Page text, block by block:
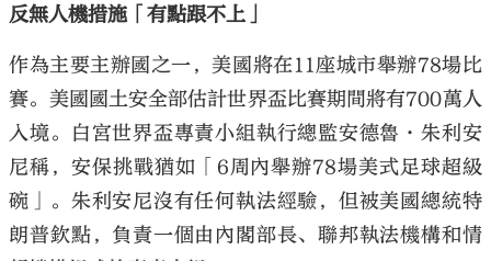
反無人機措施「有點跟不上」
作為主要主辦國之一，美國將在11座城市舉辦78場比
賽。美國國土安全部估計世界盃比賽期間將有700萬人
入境。白宮世界盃專責小組執行總監安德魯·朱利安
尼稱，安保挑戰猶如「6周內舉辦78場美式足球超級
碗」。朱利安尼沒有任何執法經驗，但被美國總統特
朗普欽點，負責一個由內閣部長、聯邦執法機構和情